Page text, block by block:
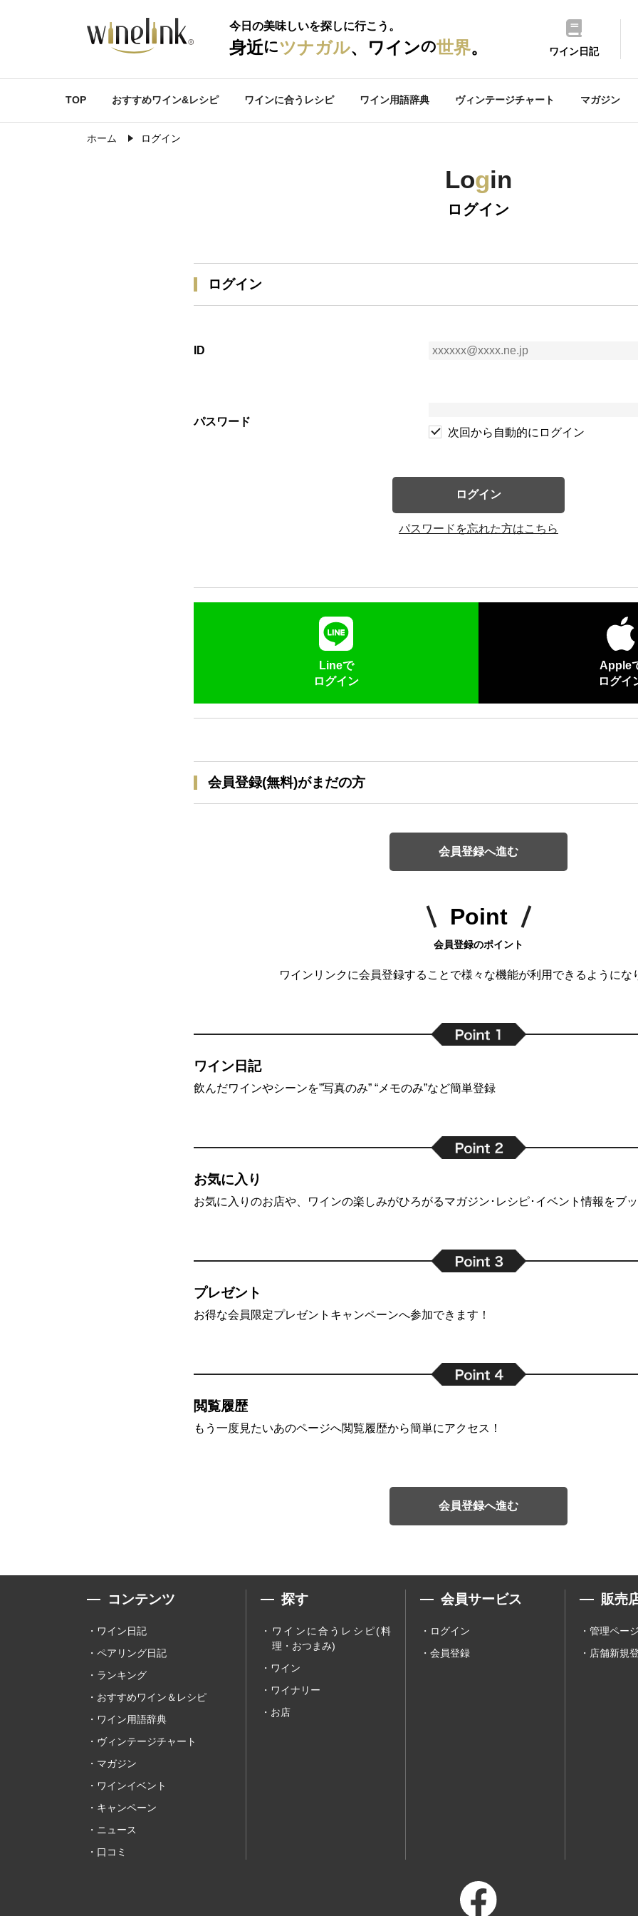
今日の美味しいを探しに行こう。
身近にツナガル、ワインの世界。 ワイン日記
TOP おすすめワイン&レシピ ワインに合うレシピ ワイン用語辞典 ヴィンテージチャート マガジン
ホーム ログイン
Login
ログイン
ログイン
ID
パスワード
次回から自動的にログイン
ログイン
パスワードを忘れた方はこちら
Lineで
ログイン
Apple
ログイ
会員登録(無料)がまだの方
会員登録へ進む
Point
会員登録のポイント
ワインリンクに会員登録することで様々な機能が利用できるようにな
ワイン日記
飲んだワインやシーンを”写真のみ” “メモのみ”など簡単登録
お気に入り
お気に入りのお店や、ワインの楽しみがひろがるマガジン･レシピ･イベント情報をブ
プレゼント
お得な会員限定プレゼントキャンペーンへ参加できます！
閲覧履歴
もう一度見たいあのページへ閲覧履歴から簡単にアクセス！
会員登録へ進む
コンテンツ
ワイン日記
ペアリング日記
ランキング
おすすめワイン＆レシピ
ワイン用語辞典
ヴィンテージチャート
マガジン
ワインイベント
キャンペーン
ニュース
口コミ
探す
ワインに合うレシピ(料
理・おつまみ)
ワイン
ワイナリー
お店
会員サービス
ログイン
会員登録
販売
管理ペー
店舗新規